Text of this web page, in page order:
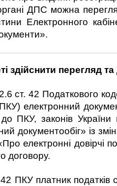
ДПС можна
Електронного
перегляд та
ст. 42 Податкового
електронний
до ПКУ, законів
документообіг» із
електронні довірчі
договору.
ПКУ платник податків